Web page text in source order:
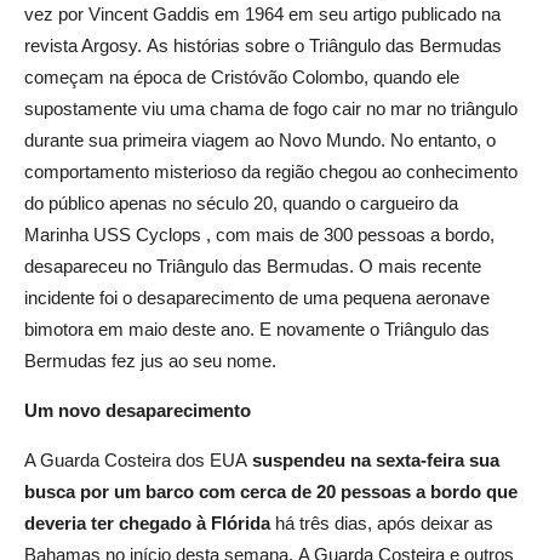
vez por Vincent Gaddis em 1964 em seu artigo publicado na
revista Argosy. As histórias sobre o Triângulo das Bermudas
começam na época de Cristóvão Colombo, quando ele
supostamente viu uma chama de fogo cair no mar no triângulo
durante sua primeira viagem ao Novo Mundo. No entanto, o
comportamento misterioso da região chegou ao conhecimento
do público apenas no século 20, quando o cargueiro da
Marinha USS Cyclops , com mais de 300 pessoas a bordo,
desapareceu no Triângulo das Bermudas. O mais recente
incidente foi o desaparecimento de uma pequena aeronave
bimotora em maio deste ano. E novamente o Triângulo das
Bermudas fez jus ao seu nome.
Um novo desaparecimento
A Guarda Costeira dos EUA suspendeu na sexta-feira sua
busca por um barco com cerca de 20 pessoas a bordo que
deveria ter chegado à Flóridahá três dias, após deixar as
Bahamas no início desta semana. A Guarda Costeira e outros